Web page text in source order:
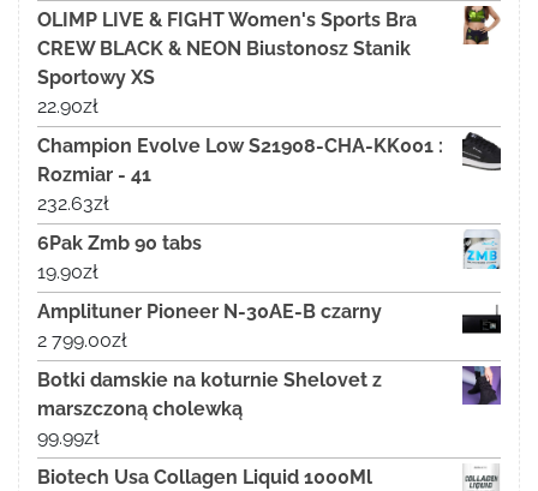
OLIMP LIVE & FIGHT Women's Sports Bra
CREW BLACK & NEON Biustonosz Stanik
Sportowy XS
22.90zł
Champion Evolve Low S21908-CHA-KK001 :
Rozmiar - 41
232.63zł
6Pak Zmb 90 tabs
19.90zł
Amplituner Pioneer N-30AE-B czarny
2 799.00zł
Botki damskie na koturnie Shelovet z
marszczoną cholewką
99.99zł
Biotech Usa Collagen Liquid 1000Ml